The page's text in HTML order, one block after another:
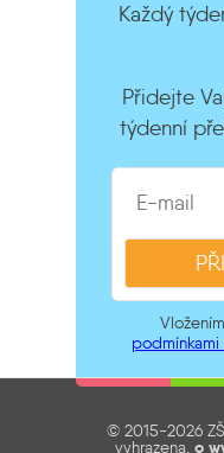
Každý
Přidejte
týdenní
© 2015-2026
vyhrazena, o